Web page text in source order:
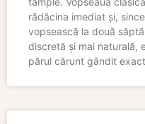
rădăcina imediat și,
vopsească la două
discretă și mai naturală,
părul cărunt gândit